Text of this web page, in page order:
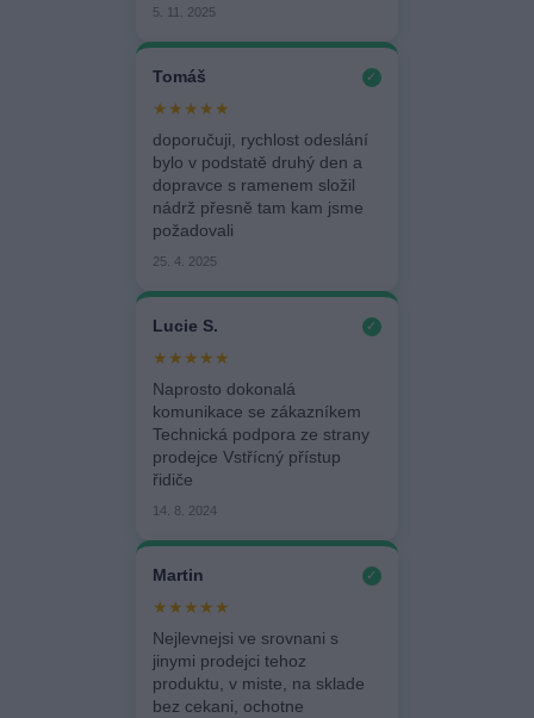
5. 11. 2025
Tomáš ✓
★★★★★
doporučuji, rychlost odeslání
bylo v podstatě druhý den a
dopravce s ramenem složil
nádrž přesně tam kam jsme
požadovali
25. 4. 2025
Lucie S. ✓
★★★★★
Naprosto dokonalá
komunikace se zákazníkem
Technická podpora ze strany
prodejce Vstřícný přístup
řidiče
14. 8. 2024
Martin ✓
★★★★★
Nejlevnejsi ve srovnani s
jinymi prodejci tehoz
produktu, v miste, na sklade
bez cekani, ochotne